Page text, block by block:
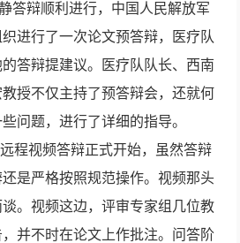
答辩顺利进行，中国人民解放军
进行了一次论文预答辩，医疗队
答辩提建议。医疗队队长、西南
授不仅主持了预答辩会，还就何
问题，进行了详细的指导。
程视频答辩正式开始，虽然答辩
是严格按照规范操作。视频那头
。视频这边，评审专家组几位教
并不时在论文上作批注。问答阶